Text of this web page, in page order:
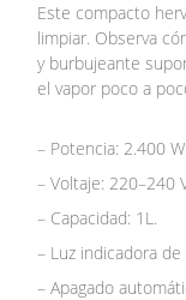
Este compacto
limpiar. Observa
y burbujeante
el vapor poco a
– Potencia: 2.400 W.
– Voltaje: 220–240
– Capacidad: 1L.
– Luz indicadora
– Apagado